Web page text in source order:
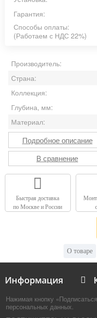
Гарантия:
Способы оплаты:
(Работаем с НДС 22%)
Производитель:
Страна:
Коллекция:
Глубина, мм:
Материал:
Подробное описание
В сравнение
Быстрая доставка
по Москве и России
О товаре
Информация
Нажимая кнопку
персональных данных.